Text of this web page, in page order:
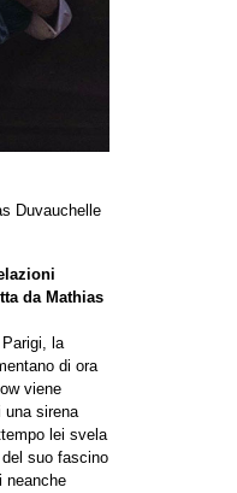
Duvauchelle
da Mathias
la
di ora
viene
una sirena
lei svela
suo fascino
neanche